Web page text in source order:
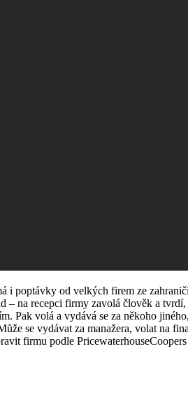
i poptávky od velkých firem ze
– na recepci firmy zavolá člověk a
Pak volá a vydává se za někoho
se vydávat za manažera, volat na
firmu podle